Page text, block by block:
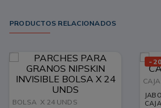
PRODUCTOS RELACIONADOS
BOLSA X 24 UNDS
-
CAJA